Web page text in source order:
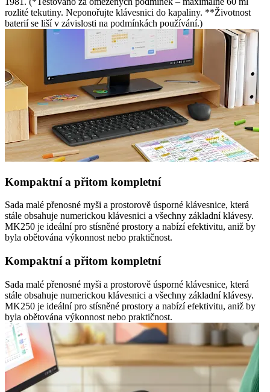
rozlité tekutiny. Neponořujte klávesnici do kapaliny. **Životnost
baterií se liší v závislosti na podmínkách používání.)
Kompaktní a přitom kompletní
Sada malé přenosné myši a prostorově úsporné klávesnice, která
stále obsahuje numerickou klávesnici a všechny základní klávesy.
MK250 je ideální pro stísněné prostory a nabízí efektivitu, aniž by
byla obětována výkonnost nebo praktičnost.
Kompaktní a přitom kompletní
Sada malé přenosné myši a prostorově úsporné klávesnice, která
stále obsahuje numerickou klávesnici a všechny základní klávesy.
MK250 je ideální pro stísněné prostory a nabízí efektivitu, aniž by
byla obětována výkonnost nebo praktičnost.